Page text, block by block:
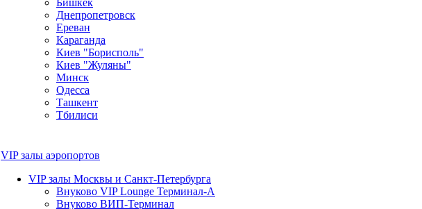
Бишкек
Днепропетровск
Ереван
Караганда
Киев "Борисполь"
Киев "Жуляны"
Минск
Одесса
Ташкент
Тбилиси
VIP залы аэропортов
VIP залы Москвы и Санкт-Петербурга
Внуково VIP Lounge Терминал-А
Внуково ВИП-Терминал